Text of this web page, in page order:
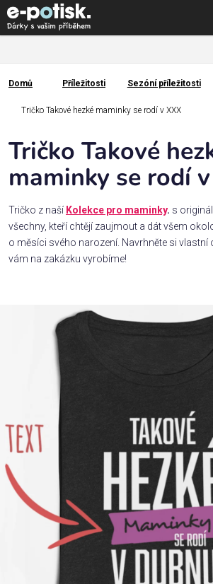
Přejít
na
obsah
Kategorie
Dárek
Rodina
/
Láska
Příležitosti
Domácnost
Kolekce
Oblečení
Přihlášení
Domů
Domů Příležitosti Sezóní příležitosti
Tričko Takové hezké maminky se rodí v XXX
Tričko Takové
maminky se rodí
Tričko z naší Kolekce pro maminky. s
všechny, kteří chtějí zaujmout a dát všem
o měsíci svého narození. Navrhněte si vlastní
vám na zakázku vyrobíme!